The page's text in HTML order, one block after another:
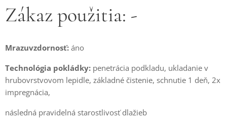
Zákaz použitia: -
Mrazuvzdornosť: áno
Technológia pokládky: penetrácia podkladu, ukladanie v
hrubovrstvovom lepidle, základné čistenie, schnutie 1 deň, 2x
impregnácia,
následná pravidelná starostlivosť dlažieb